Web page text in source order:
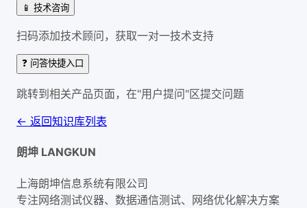
📱 技术咨询
扫码添加技术顾问，获取一对一技术支持
❓ 问答快捷入口
跳转到相关产品页面，在"用户提问"区提交问题
← 返回知识库列表
朗坤 LANGKUN
上海朗坤信息系统有限公司
专注网络测试仪器、数据通信测试、网络优化解决方案